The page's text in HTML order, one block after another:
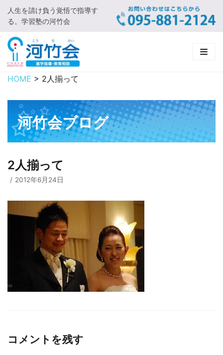
コ
ン
テ
ン
ツ
に
キ
プ
人生を請け負う覚悟で指導す
る。学習塾の河竹会
HOME
新着情報
□ お知らせ
河竹会について
□ 河竹会について
□ よくあるご質問
□ 小学部
□ 高校部
□ 有料体験指導
実 績
□ 2019年合格体験記
HOME > 2人揃って
河竹会ブログ
2人揃って
2012年6月24日
コメントを残す